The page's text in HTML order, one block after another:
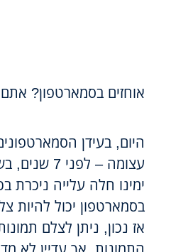
אוחזים בסמארטפון?
היום, בעידן
ימינו חלה עלייה
בסמארטפון יכול להיות
אז נכון, ניתן לצלם